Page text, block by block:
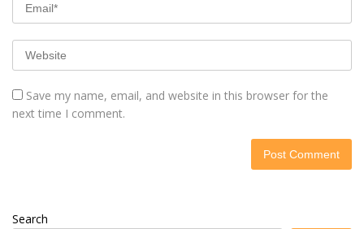
Save my name, email, and website in this browser for the
next time I comment.
Search